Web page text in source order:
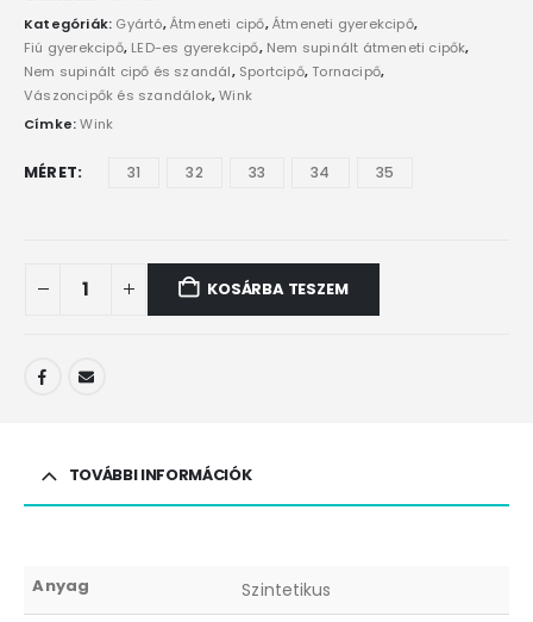
Kategóriák: Gyártó,Átmeneti cipő,Átmeneti gyerekcipő,
Fiú gyerekcipő, LED-es gyerekcipő, Nem supinált átmeneti cipők,
Nem supinált cipő és szandál, Sportcipő,Tornacipő,
Vászoncipők és szandálok,Wink
Címke:Wink
MÉRET 31 32 33 34 35
KOSÁRBA TESZEM
TOVÁBBI INFORMÁCIÓK
Anyag Szintetikus